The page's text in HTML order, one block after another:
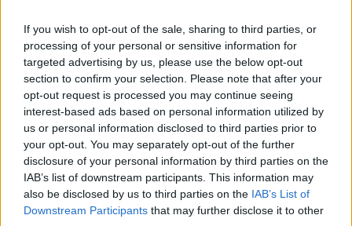
If you wish to opt-out of the sale, sharing to third parties, or
processing of your personal or sensitive information for
targeted advertising by us, please use the below opt-out
section to confirm your selection. Please note that after your
opt-out request is processed you may continue seeing
interest-based ads based on personal information utilized by
us or personal information disclosed to third parties prior to
your opt-out. You may separately opt-out of the further
disclosure of your personal information by third parties on the
IAB’s list of downstream participants. This information may
also be disclosed by us to third parties on the IAB’s List of
Downstream Participants that may further disclose it to other